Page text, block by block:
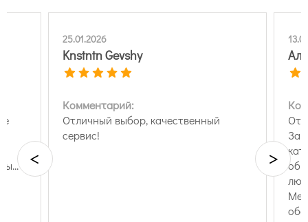
25.01.2026
Knstntn Gevshy
Комментарий:
Отличный выбор, качественный
сервис!
< >